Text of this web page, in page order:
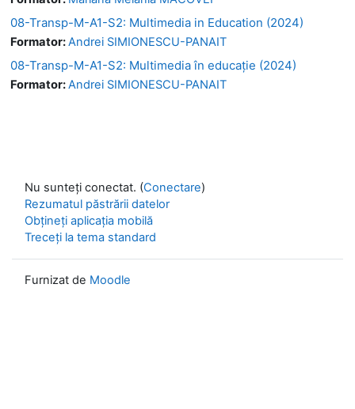
08-Transp-M-A1-S2: Multimedia in Education (2024)
Formator:Andrei SIMIONESCU-PANAIT
08-Transp-M-A1-S2: Multimedia în educație (2024)
Formator:Andrei SIMIONESCU-PANAIT
Nu sunteți conectat. (Conectare)
Rezumatul păstrării datelor
Obțineți aplicația mobilă
Treceți la tema standard
Furnizat de Moodle